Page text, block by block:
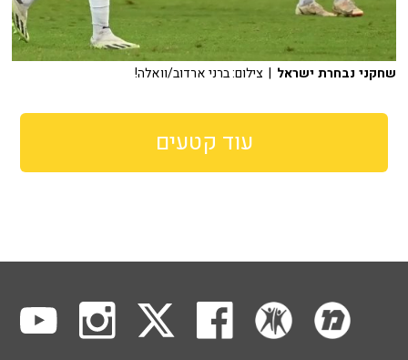
שחקני נבחרת ישראל | צילום: ברני ארדוב/וואלה!
עוד קטעים